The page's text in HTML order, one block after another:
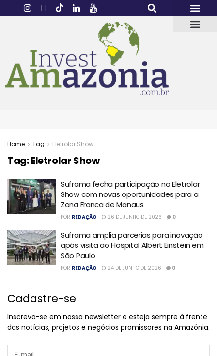
Home Tag Eletrolar Show
Tag:Eletrolar Show
Suframa fecha participação na Eletrolar
Show com novas oportunidades para a
Zona Franca de Manaus
POR REDAÇÃO 26 DE JUNHO DE 2026 0
Suframa amplia parcerias para inovação
após visita ao Hospital Albert Einstein em
São Paulo
POR REDAÇÃO 24 DE JUNHO DE 2026 0
Cadastre-se
Inscreva-se em nossa newsletter e esteja sempre à frente
das notícias, projetos e negócios promissores na Amazônia.